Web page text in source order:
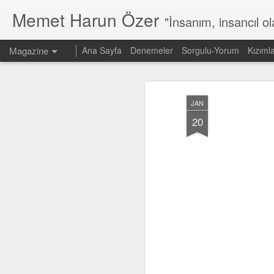
JAN
20
Memet Harun Özer "İnsanım, insancıl
Magazine Ana Sayfa Denemeler Sorgulu-Yorum